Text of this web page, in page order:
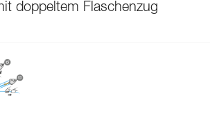
doppeltem Flaschenzug